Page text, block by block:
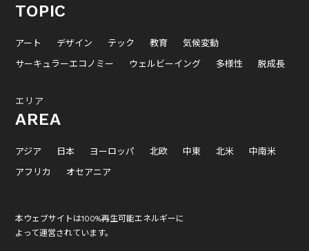
TOPIC
アート デザイン テック 教育
気候変動
サーキュラーエコノミー
ウェルビーイング 多様性 脱成長
エリア
AREA
アジア 日本 ヨーロッパ 北欧 中東 北米
中南米
アフリカ
オセアニア
本ウェブサイトは100%再生可能エネルギーに
よって運営されています。